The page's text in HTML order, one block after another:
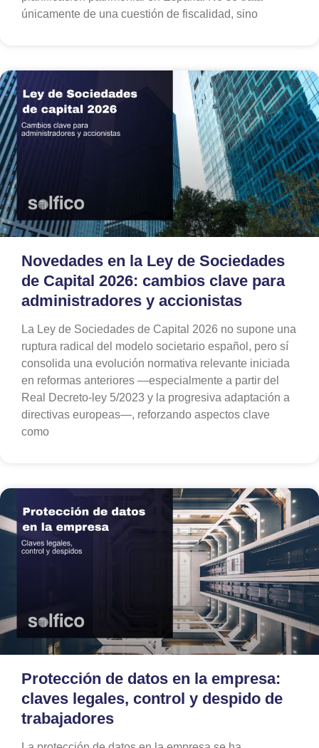
únicamente de una cuestión de fiscalidad, sino
Novedades en la Ley de Sociedades
de Capital 2026: cambios clave para
administradores y accionistas
La Ley de Sociedades de Capital 2026 no supone una
ruptura radical del modelo societario español, pero sí
consolida una evolución normativa relevante iniciada
en reformas anteriores —especialmente a partir del
Real Decreto-ley 5/2023 y la progresiva adaptación a
directivas europeas—, reforzando aspectos clave
como
Protección de datos en la empresa:
claves legales, control y despido de
trabajadores